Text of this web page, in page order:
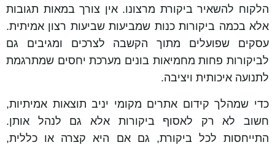
הלקוח להשאיר ביקורת מרצונו. אין צורך במאות תגובות
אלא בכמה ביקורות כנות שמביעות שביעות רצון אמיתית.
עסקים שפועלים מתוך הקשבה לצרכים ומגיבים גם
לביקורות פחות מחמיאות בונים מערכת יחסים שמתרגמת
לתנועה איכותית ויציבה.
כדי שמהלך קידום אתרים מקומי יניב תוצאות אמיתיות,
חשוב לא רק לאסוף ביקורות אלא גם לנהל אותן.
התייחסות לכל ביקורת, גם אם היא קצרה או כללית,